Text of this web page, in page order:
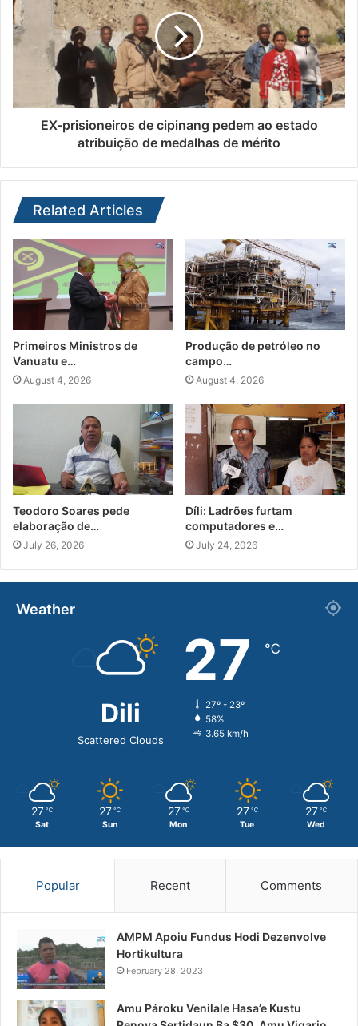
EX-prisioneiros de cipinang pedem ao estado
atribuição de medalhas de mérito
Related Articles
Primeiros Ministros de
Vanuatu e…
August 4, 2026
Produção de petróleo no
campo…
August 4, 2026
Teodoro Soares pede
elaboração de…
July 26, 2026
Díli: Ladrões furtam
computadores e…
July 24, 2026
Weather
Dili
Scattered Clouds
27 ℃
27º - 23º
58%
3.65 km/h
27 ℃
Sat
27 ℃
Sun
27 ℃
Mon
27 ℃
Tue
27 ℃
Wed
Popular Recent Comments
AMPM Apoiu Fundus Hodi Dezenvolve
Hortikultura
February 28, 2023
Amu Pároku Venilale Hasa’e Kustu